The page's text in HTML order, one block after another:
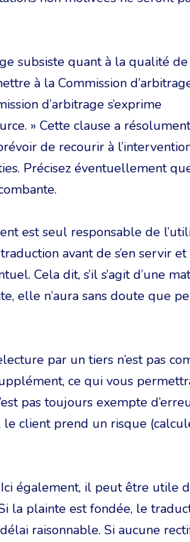
subsiste quant à la qualité
à la Commission
d’arbitrage s’exprime
» Cette clause a
de recourir à
Précisez éventuellement
est seul responsable de
avant de s’en servir et
Cela dit, s’il s’agit d’une
elle n’aura sans doute que
par un tiers n’est pas
ce qui vous
pas toujours exempte
client prend un risque
également, il peut être utile
la plainte est fondée, le
raisonnable. Si aucune